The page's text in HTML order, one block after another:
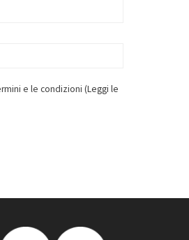
e le condizioni (Leggi le